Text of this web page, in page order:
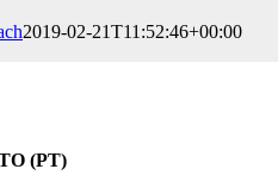
2019-02-21T11:52:46+00:00
(PT)